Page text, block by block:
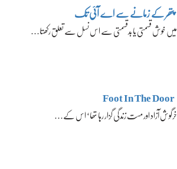
پتھر کے زمانے سے اے آئی تک
میں خوش قسمتی یا بدقسمتی سے اس نسل سے تعلق رکھتا…
Foot In The Door
خرگوش آزاد اور مست زندگی گزار رہا تھا‘ اس کے…